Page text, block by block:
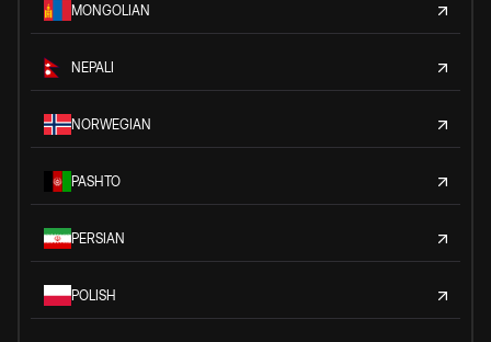
MONGOLIAN
NEPALI
NORWEGIAN
PASHTO
PERSIAN
POLISH